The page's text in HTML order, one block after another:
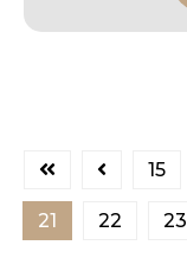
15
21 22 23